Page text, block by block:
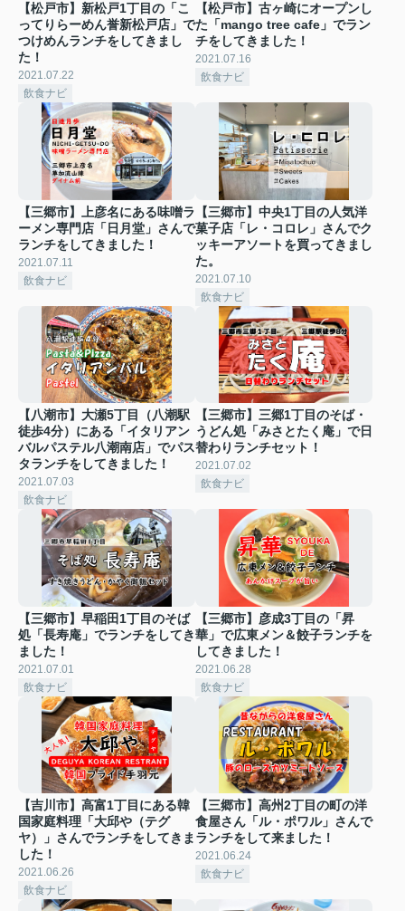
【松戸市】新松戸1丁目の「こ
ってりらーめん誉新松戸店」で
つけめんランチをしてきまし
た！
2021.07.22
飲食ナビ
【松戸市】古ヶ崎にオープンし
た「mango tree cafe」でラン
チをしてきました！
2021.07.16
飲食ナビ
【三郷市】上彦名にある味噌ラ
ーメン専門店「日月堂」さんで
ランチをしてきました！
2021.07.11
飲食ナビ
【三郷市】中央1丁目の人気洋
菓子店「レ・コロレ」さんでク
ッキーアソートを買ってきまし
た。
2021.07.10
飲食ナビ
【八潮市】大瀬5丁目（八潮駅
徒歩4分）にある「イタリアン
バルパステル八潮南店」でパス
タランチをしてきました！
2021.07.03
飲食ナビ
【三郷市】三郷1丁目のそば・
うどん処「みさとたく庵」で日
替わりランチセット！
2021.07.02
飲食ナビ
【三郷市】早稲田1丁目のそば
処「長寿庵」でランチをしてき
ました！
2021.07.01
飲食ナビ
【三郷市】彦成3丁目の「昇
華」で広東メン＆餃子ランチを
してきました！
2021.06.28
飲食ナビ
【吉川市】高富1丁目にある韓
国家庭料理「大邱や（テグ
ヤ）」さんでランチをしてきま
した！
2021.06.26
飲食ナビ
【三郷市】高州2丁目の町の洋
食屋さん「ル・ポワル」さんで
ランチをして来ました！
2021.06.24
飲食ナビ